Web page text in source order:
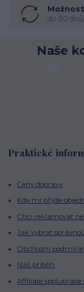
do 30 dnů
Naše
Praktické
Ceny dopravy
Kdy mi přijde
Chci reklamovat
Jak vybrat
Obchodní
Náš příběh
Affiliate spolupráce